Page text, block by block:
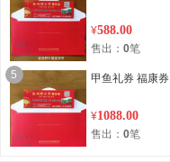
¥588.00
售出： 0笔
5 甲鱼礼券 福康券
¥1088.00
售出： 0笔